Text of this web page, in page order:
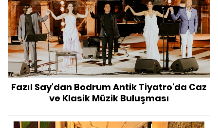
Fazıl Say'dan Bodrum Antik Tiyatro'da Caz
ve Klasik Müzik Buluşması